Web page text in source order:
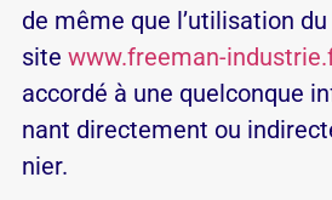
de même que l’u­ti­li­sa­tion du
site www.freeman-
ac­cordé à une quel­conque
nant di­rec­te­ment ou
nier.